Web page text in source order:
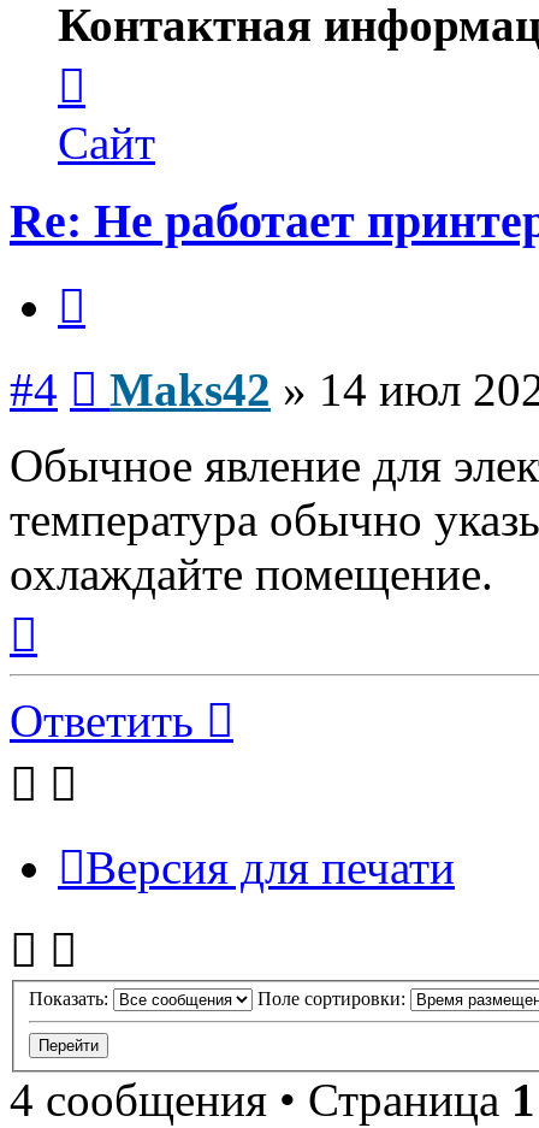
Контактная
пользователя
Maks42
Сайт
Re: Не работает
#4 Maks42 » 14 июл
Обычное явление для
температура обычно
охлаждайте помещение.
началу
Ответить
Версия для печати
Показать: Поле сортировки:
4 сообщения • Страница 1